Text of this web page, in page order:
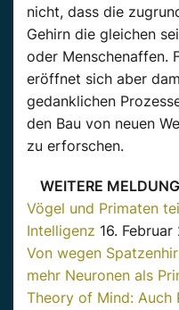
nicht, dass die
Gehirn die gleichen
oder Menschenaffen.
eröffnet sich aber
gedanklichen
den Bau von neuen
zu erforschen.
WEITERE
Vögel und Primaten
Intelligenz 16. Februar
Von wegen
mehr Neuronen als
Theory of Mind: Auch